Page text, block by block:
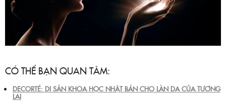
CÓ THỂ BẠN QUAN TÂM:
DECORTÉ: DI SẢN KHOA HỌC NHẬT BẢN CHO LÀN DA CỦA TƯƠNG
LAI